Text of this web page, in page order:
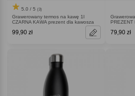
5.0 / 5 (3)
Grawerowany termos na kawę 1l
CZARNA KAWA prezent dla kawosza
99,90 zł
PREZENT
79,90 zł